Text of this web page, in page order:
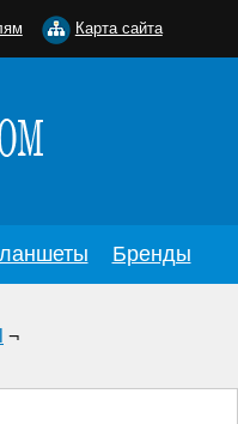
Бренды
¬
Карта сайта